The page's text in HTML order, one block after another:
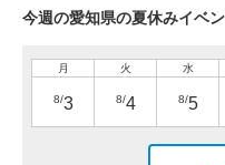
今週の愛知県の夏休みイベ
月
8/3
火
8/4
水
8/5